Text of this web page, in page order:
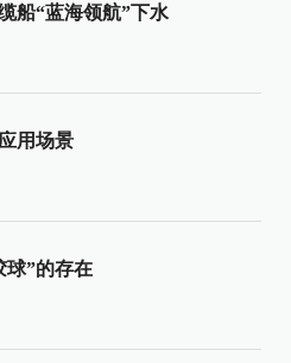
船“蓝海领航”下水
用场景
球”的存在